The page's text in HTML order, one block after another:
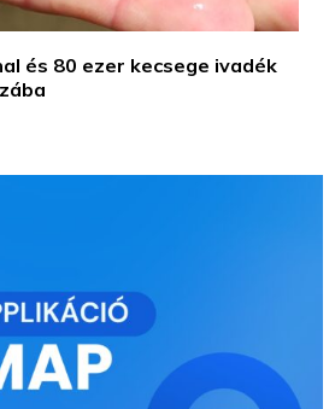
és 80 ezer kecsege ivadék